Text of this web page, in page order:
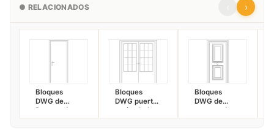
● RELACIONADOS ›
Bloques
DWG de
Puertas de
Paso Interior
Bloques
DWG puerta
acristalada
doble de 1.22
Bloques
DWG de
puertas de
entrada en